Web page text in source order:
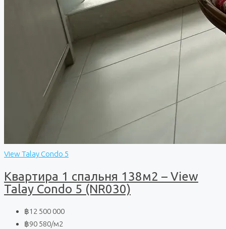
View Talay Condo 5
Квартира 1 спальня 138м2 – View
Talay Condo 5 (NR030)
฿12 500 000
฿90 580/м2